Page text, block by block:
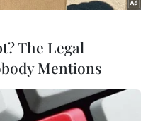
The Legal
Mentions